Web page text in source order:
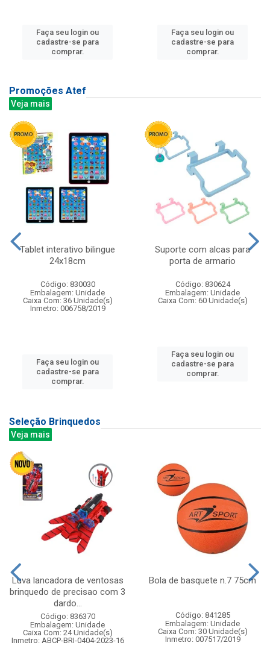
Faça seu login ou
cadastre-se para
comprar.
Faça seu login ou
cadastre-se para
comprar.
Promoções Atef
Veja mais
Tablet interativo bilingue
24x18cm
Código: 830030
Embalagem: Unidade
Caixa Com: 36 Unidade(s)
Inmetro: 006758/2019
Faça seu login ou
cadastre-se para
comprar.
Suporte com alcas para
porta de armario
Código: 830624
Embalagem: Unidade
Caixa Com: 60 Unidade(s)
Faça seu login ou
cadastre-se para
comprar.
Seleção Brinquedos
Veja mais
Luva lancadora de ventosas
brinquedo de precisao com 3
dardo...
Código: 836370
Embalagem: Unidade
Caixa Com: 24 Unidade(s)
Inmetro: ABCP-BRI-0404-2023-16
Bola de basquete n.7 75cm
Código: 841285
Embalagem: Unidade
Caixa Com: 30 Unidade(s)
Inmetro: 007517/2019